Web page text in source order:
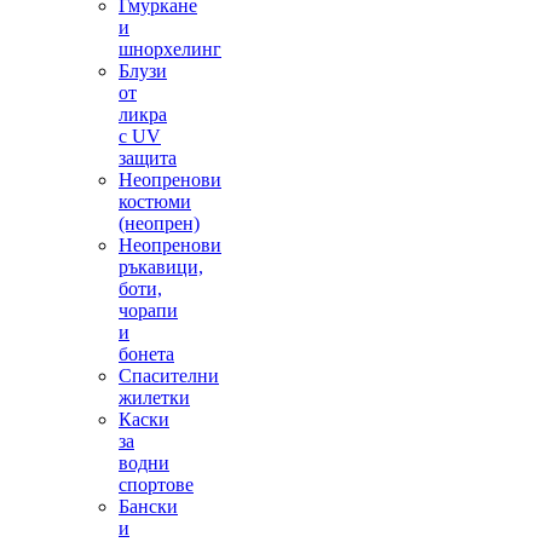
Гмуркане
и
шнорхелинг
Блузи
от
ликра
с UV
защита
Неопренови
костюми
(неопрен)
Неопренови
ръкавици,
боти,
чорапи
и
бонета
Спасителни
жилетки
Каски
за
водни
спортове
Бански
и